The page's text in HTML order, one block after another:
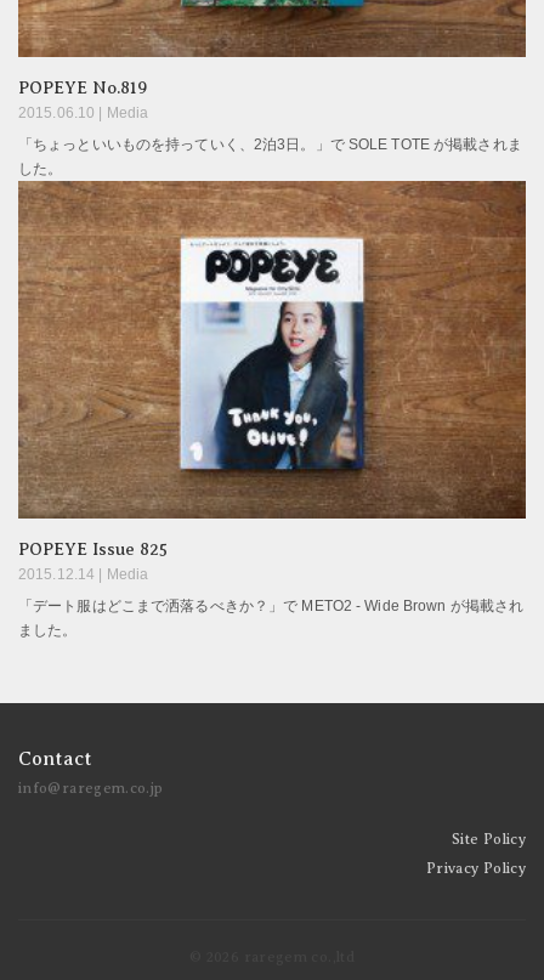
POPEYE No.819
2015.06.10 | Media
「ちょっといいものを持っていく、2泊3日。」で SOLE TOTE が掲載されま
した。
POPEYE Issue 825
2015.12.14 |
Media
「デート服はどこまで洒落るべきか？」で METO2 - Wide Brown が掲載され
ました。
Contact
info@raregem.co.jp
Site Policy
Privacy Policy